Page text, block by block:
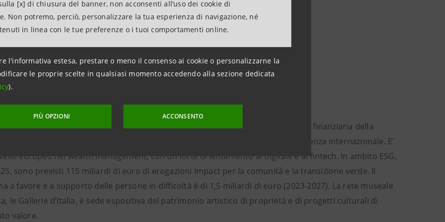
[x] di chiusura del banner, non acconsenti all’uso dei cookie di
Non potremo, perciò, personalizzare la tua esperienza di navigazione, né
in linea con le tue preferenze o i tuoi comportamenti online.
l'informativa estesa, prestare o meno il consenso ai cookie o personalizzarne la
le proprie scelte in qualsiasi momento accedendo alla sezione dedicata
).
PIÙ OPZIONI ACCONSENTO
per la stampa
Associations Relations
dei Territori e Media Locali
con oltre 420 miliardi di euro di impieghi e 1.300 miliardi di euro di attività finanziaria della
fine marzo 2024, è il maggior gruppo bancario in Italia con una significativa presenza internazionale. E’
europeo nel wealth management, con un forte orientamento al digitale e al fintech. In ambito ESG,
sono previsti 115 miliardi di euro di erogazioni Impact per la comunità e la transizione verde. Il
a favore e a supporto delle persone in difficoltà è di 1,5 miliardi di euro (2023-2027). La rete museale
le Gallerie d’Italia, è sede espositiva del patrimonio artistico di proprietà e di progetti culturali di
valore.